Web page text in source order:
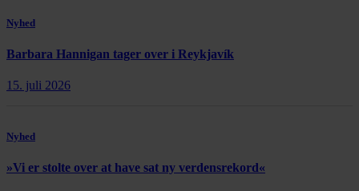
Nyhed
Barbara Hannigan tager over i Reykjavík
15. juli 2026
Nyhed
»Vi er stolte over at have sat ny verdensrekord«